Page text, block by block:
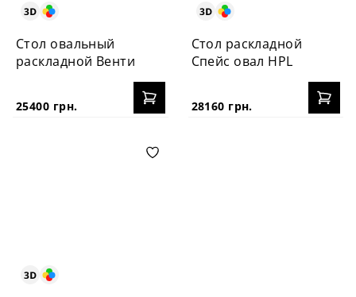
Стол овальный
раскладной Венти
25400 грн.
Стол раскладной
Спейс овал HPL
28160 грн.